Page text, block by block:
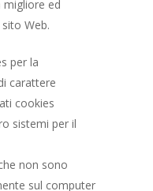
migliore ed
Web.
per la
carattere
cookies
sistemi per il
non sono
sul computer